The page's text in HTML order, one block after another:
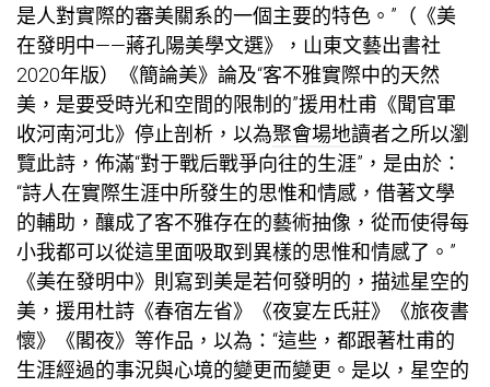
是人對實際的審美關系的一個主要的特色。”（《美
在發明中——蔣孔陽美學文選》，山東文藝出書社
2020年版）《簡論美》論及“客不雅實際中的天然
美，是要受時光和空間的限制的”援用杜甫《聞官軍
收河南河北》停止剖析，以為聚會場地讀者之所以瀏
覽此詩，佈滿“對于戰后戰爭向往的生涯”，是由於：
“詩人在實際生涯中所發生的思惟和情感，借著文學
的輔助，釀成了客不雅存在的藝術抽像，從而使得每
小我都可以從這里面吸取到異樣的思惟和情感了。”
《美在發明中》則寫到美是若何發明的，描述星空的
美，援用杜詩《春宿左省》《夜宴左氏莊》《旅夜書
懷》《閣夜》等作品，以為：“這些，都跟著杜甫的
生涯經過的事況與心境的變更而變更。是以，星空的